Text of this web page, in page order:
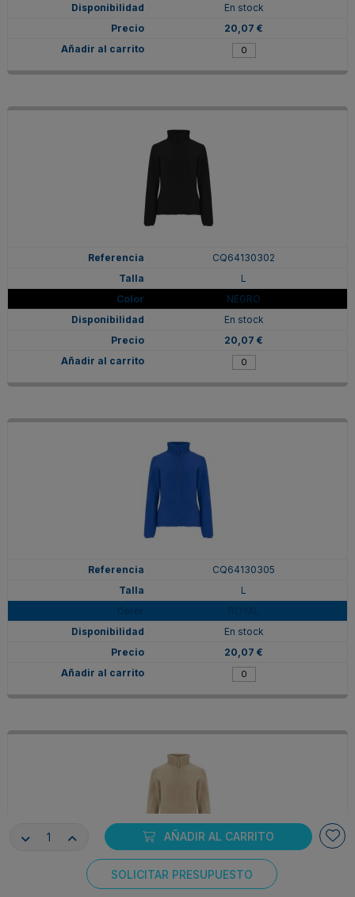
AÑADIR AL CARRITO
SOLICITAR PRESUPUESTO
En stock
20,07 €
CQ64130302
L
NEGRO
En stock
20,07 €
CQ64130305
L
En stock
20,07 €
CQ64130307
Consentimiento de cookies